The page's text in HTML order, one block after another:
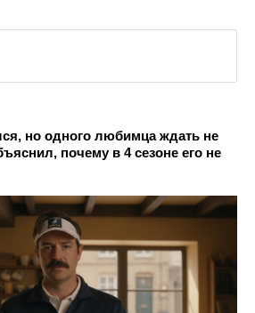
но одного любимца ждать не
почему в 4 сезоне его не